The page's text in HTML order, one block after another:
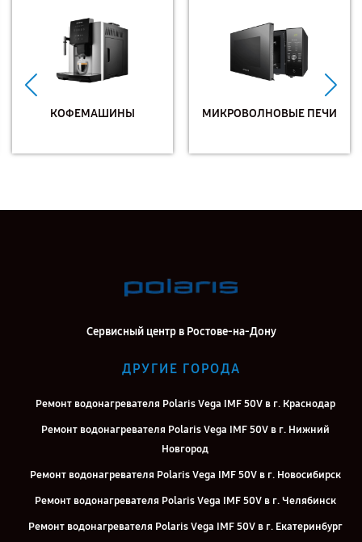
КОФЕМАШИНЫ МИКРОВОЛНОВЫЕ ПЕЧИ
Сервисный центр в Ростове-на-Дону
ДРУГИЕ ГОРОДА
Ремонт водонагревателя Polaris Vega IMF 50V в г. Краснодар
Ремонт водонагревателя Polaris Vega IMF 50V в г. Нижний
Новгород
Ремонт водонагревателя Polaris Vega IMF 50V в г. Новосибирск
Ремонт водонагревателя Polaris Vega IMF 50V в г. Челябинск
Ремонт водонагревателя Polaris Vega IMF 50V в г. Екатеринбург